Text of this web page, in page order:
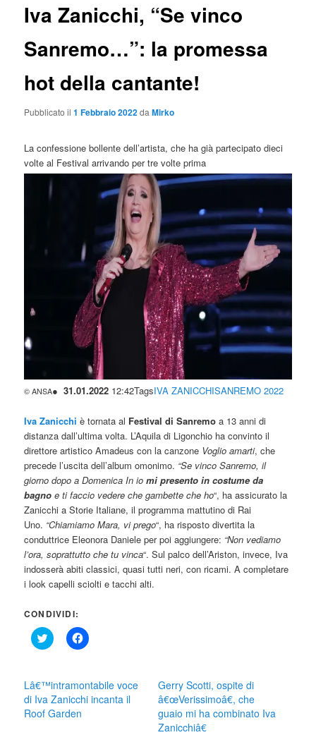
Iva Zanicchi, “Se vinco
Sanremo…”: la promessa
hot della cantante!
Pubblicato il1 Febbraio 2022daMirko
La confessione bollente dell’artista, che ha già partecipato dieci
volte al Festival arrivando per tre volte prima
© ANSA●31.01.2022 12:42TagsIVA ZANICCHISANREMO 2022
Iva Zanicchi è tornata al Festival di Sanremo a 13 anni di
distanza dall’ultima volta. L’Aquila di Ligonchio ha convinto il
direttore artistico Amadeus con la canzone Voglio amarti, che
precede l’uscita dell’album omonimo. “Se vinco Sanremo, il
giorno dopo a Domenica In iomi presento in costume da
bagno e ti faccio vedere che gambette che ho“, ha assicurato la
Zanicchi a Storie Italiane, il programma mattutino di Rai
Uno. “Chiamiamo Mara, vi prego“, ha risposto divertita la
conduttrice Eleonora Daniele per poi aggiungere: “Non vediamo
l’ora, soprattutto che tu vinca“. Sul palco dell’Ariston, invece, Iva
indosserà abiti classici, quasi tutti neri, con ricami. A completare
i look capelli sciolti e tacchi alti.
CONDIVIDI:
Click
to
(Si
apre
in
una
nuova
Fai
clic
Facebook
(Si
apre
Lâ€™intramontabile voce
di Iva Zanicchi incanta il
Roof Garden
Gerry Scotti, ospite di
â€œVerissimoâ€, che
guaio mi ha combinato Iva
Zanicchiâ€